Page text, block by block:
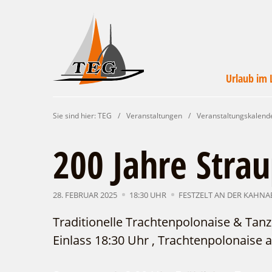
Urlaub im
Urlaub
Leichhardt Land
finden
Sie sind hier:TEG / Veranstaltungen /
200 Jahre
28. FEBRUAR 2025 18:30 UHR FESTZELT AN DER
Traditionelle Trachtenpolonaise &
Einlass 18:30 Uhr , Trachtenpolonaise